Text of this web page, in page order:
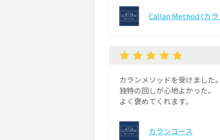
Callan Method (カラ
カランメソッドを受けました。
独特の回しが心地よかった。
よく褒めてくれます。
カランコース